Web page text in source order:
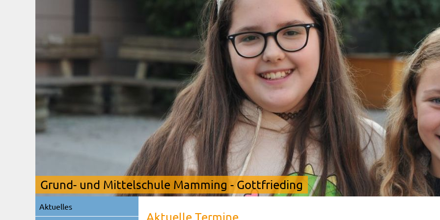
Grund- und Mittelschule Mamming - Gottfrieding
Aktuelle Termine
Navigation
überspringen
Aktuelles